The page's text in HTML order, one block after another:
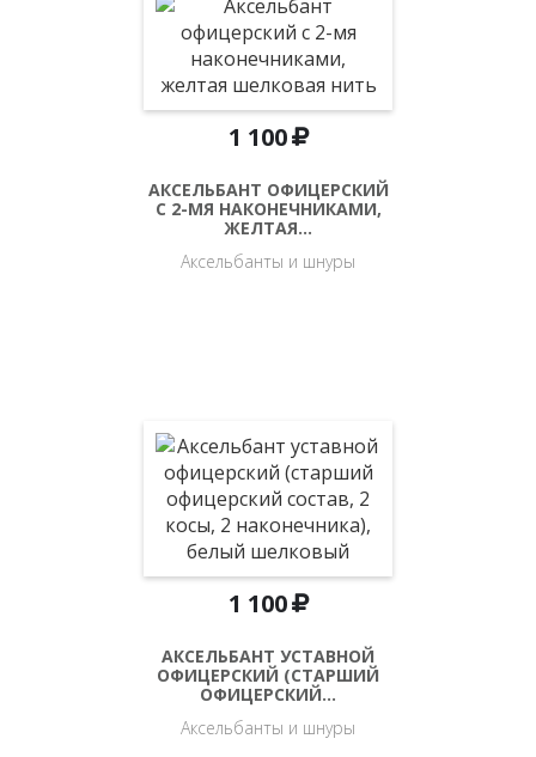
1 100
АКСЕЛЬБАНТ ОФИЦЕРСКИЙ
С 2-МЯ НАКОНЕЧНИКАМИ,
ЖЕЛТАЯ…
Аксельбанты и шнуры
1 100
АКСЕЛЬБАНТ УСТАВНОЙ
ОФИЦЕРСКИЙ (СТАРШИЙ
ОФИЦЕРСКИЙ…
Аксельбанты и шнуры